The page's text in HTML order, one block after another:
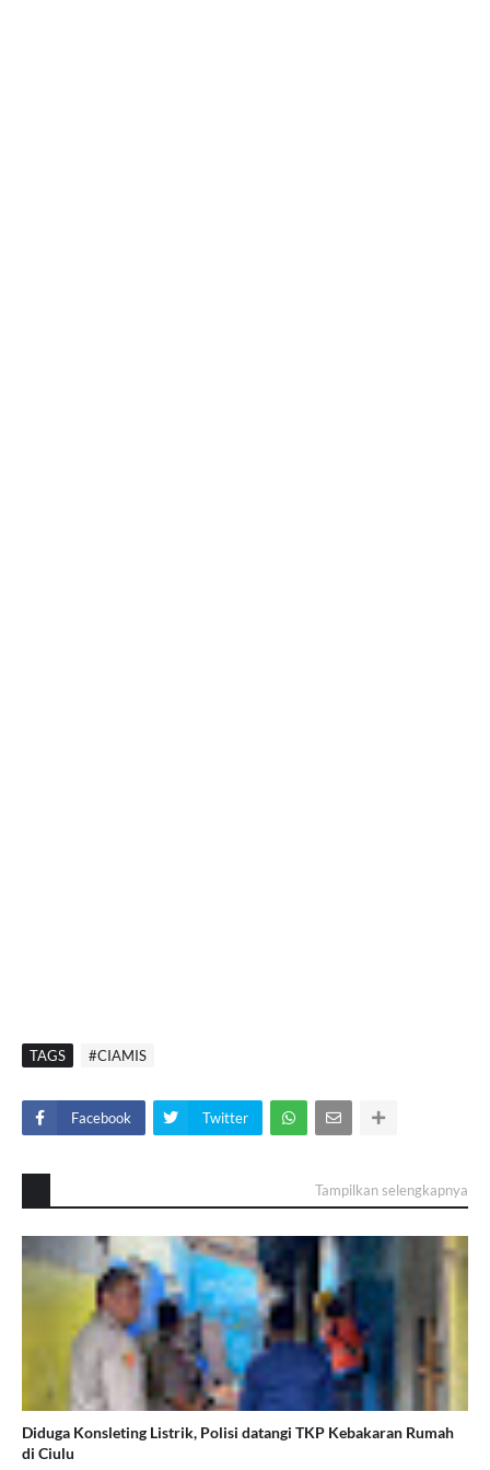
TAGS #CIAMIS
Facebook Twitter
Tampilkan selengkapnya
Diduga Konsleting Listrik, Polisi datangi TKP Kebakaran Rumah
di Ciulu